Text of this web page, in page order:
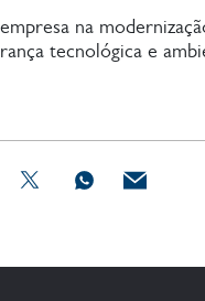
na
tecnológica e